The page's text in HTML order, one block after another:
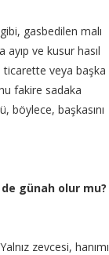
gasbedilen malı
ayıp ve kusur hasıl
ticarette veya başka
fakire sadaka
böylece, başkasını
günah olur mu?
zevcesi, hanımı